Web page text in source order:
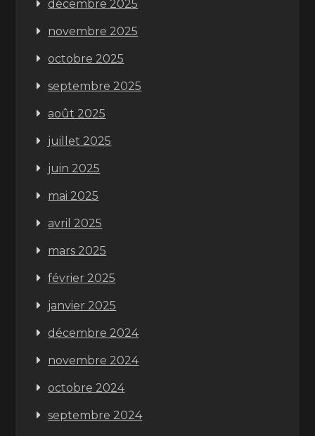
décembre 2025
novembre 2025
octobre 2025
septembre 2025
août 2025
juillet 2025
juin 2025
mai 2025
avril 2025
mars 2025
février 2025
janvier 2025
décembre 2024
novembre 2024
octobre 2024
septembre 2024